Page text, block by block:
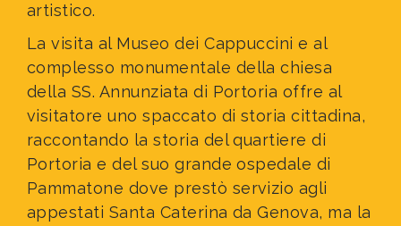
artistico.
La visita al Museo dei Cappuccini e al
complesso monumentale della chiesa
della SS. Annunziata di Portoria offre al
visitatore uno spaccato di storia cittadina,
raccontando la storia del quartiere di
Portoria e del suo grande ospedale di
Pammatone dove prestò servizio agli
appestati Santa Caterina da Genova, ma la